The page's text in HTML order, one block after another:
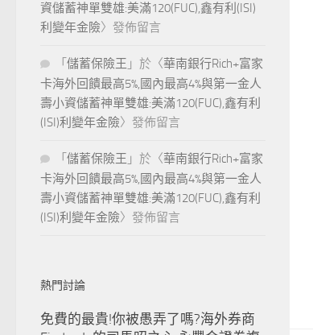
資儲蓄神單雙雄:美滿120(FUC),鑫有利(ISI)
利變年金險〉發佈留言
「 儲蓄保險王 」於〈華南銀行Rich+富家
卡海外回饋最高5%,國內最高4%與第一金人
壽小資儲蓄神單雙雄:美滿120(FUC),鑫有利
(ISI)利變年金險〉發佈留言
「 儲蓄保險王 」於〈華南銀行Rich+富家
卡海外回饋最高5%,國內最高4%與第一金人
壽小資儲蓄神單雙雄:美滿120(FUC),鑫有利
(ISI)利變年金險〉發佈留言
熱門討論
免費的最貴!你被愚弄了嗎?海外券商